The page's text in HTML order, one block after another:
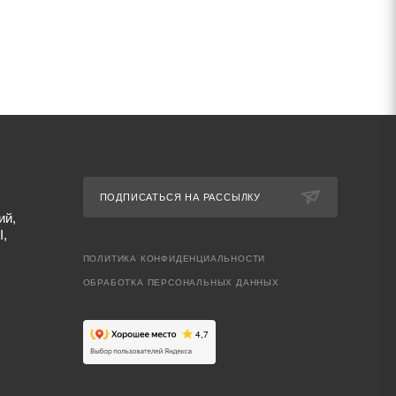
ПОДПИСАТЬСЯ НА РАССЫЛКУ
ПОЛИТИКА КОНФИДЕНЦИАЛЬНОСТИ
ОБРАБОТКА ПЕРСОНАЛЬНЫХ ДАННЫХ